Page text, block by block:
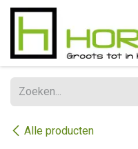
Overslaan naar inhoud
Alle producten